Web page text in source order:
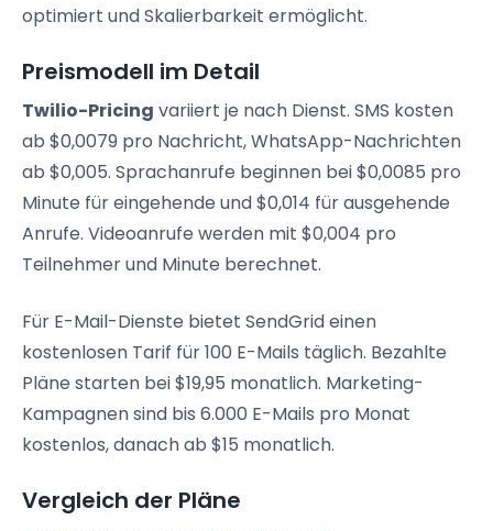
optimiert und Skalierbarkeit ermöglicht.
Preismodell im Detail
Twilio-Pricing variiert je nach Dienst. SMS kosten
ab $0,0079 pro Nachricht, WhatsApp-Nachrichten
ab $0,005. Sprachanrufe beginnen bei $0,0085 pro
Minute für eingehende und $0,014 für ausgehende
Anrufe. Videoanrufe werden mit $0,004 pro
Teilnehmer und Minute berechnet.
Für E-Mail-Dienste bietet SendGrid einen
kostenlosen Tarif für 100 E-Mails täglich. Bezahlte
Pläne starten bei $19,95 monatlich. Marketing-
Kampagnen sind bis 6.000 E-Mails pro Monat
kostenlos, danach ab $15 monatlich.
Vergleich der Pläne